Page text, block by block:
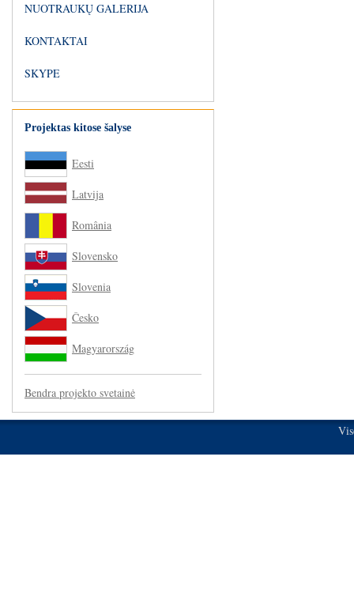
NUOTRAUKŲ GALERIJA
KONTAKTAI
SKYPE
Projektas kitose šalyse
Eesti
Latvija
România
Slovensko
Slovenia
Česko
Magyarország
Bendra projekto svetainė